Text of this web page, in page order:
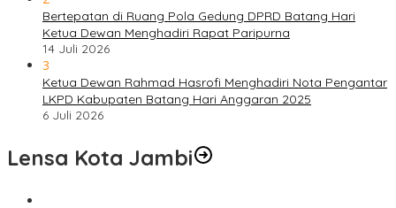
Bertepatan di Ruang Pola Gedung DPRD Batang Hari
Ketua Dewan Menghadiri Rapat Paripurna
14 Juli 2026
3
Ketua Dewan Rahmad Hasrofi Menghadiri Nota Pengantar
LKPD Kabupaten Batang Hari Anggaran 2025
6 Juli 2026
Lensa Kota Jambi